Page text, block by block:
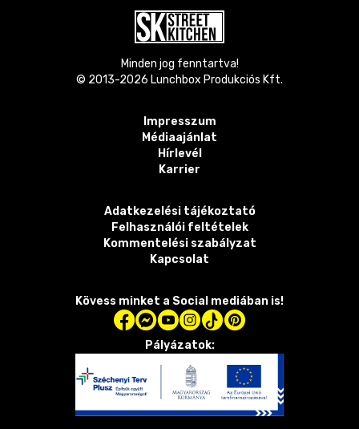
Minden jog fenntartva!
© 2013-2026 Lunchbox Produkciós Kft.
Impresszum
Médiaajánlat
Hírlevél
Karrier
Adatkezelési tájékoztató
Felhasználói feltételek
Kommentelési szabályzat
Kapcsolat
Kövess minket a Social mediában is!
Pályázatok: